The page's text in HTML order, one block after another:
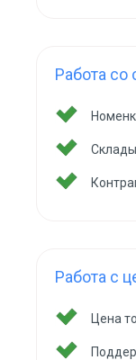
Работа со
Склады
Работа с
Цена